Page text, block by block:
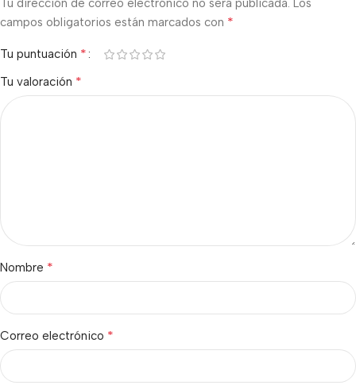
Tu dirección de correo electrónico no será publicada. Los
campos obligatorios están marcados con *
Tu puntuación *
Tu valoración *
Nombre *
Correo electrónico *